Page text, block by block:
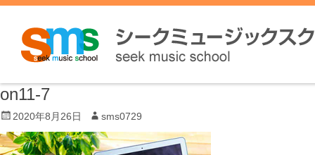
on11-7
P
o
s
2020年8月26日
A
u
t
sms0729